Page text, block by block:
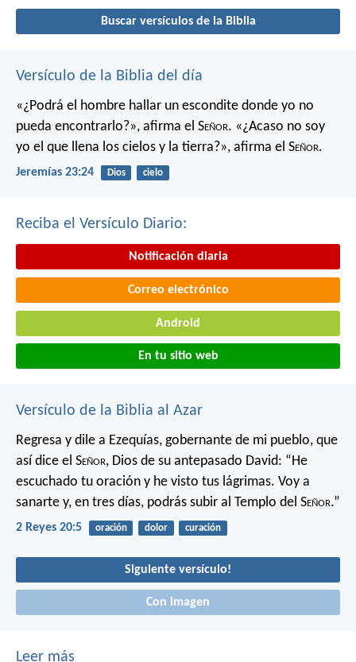
Buscar versículos de la Biblia
Versículo de la Biblia del día
«¿Podrá el hombre hallar un escondite donde yo no
pueda encontrarlo?», afirma el Señor. «¿Acaso no soy
yo el que llena los cielos y la tierra?», afirma el Señor.
Jeremías 23:24 Dios cielo
Reciba el Versículo Diario:
Notificación diaria
Correo electrónico
Android
En tu sitio web
Versículo de la Biblia al Azar
Regresa y dile a Ezequías, gobernante de mi pueblo, que
así dice el Señor, Dios de su antepasado David: “He
escuchado tu oración y he visto tus lágrimas. Voy a
sanarte y, en tres días, podrás subir al Templo del Señor.”
2 Reyes 20:5 oración dolor curación
Siguiente versículo!
Con imagen
Leer más